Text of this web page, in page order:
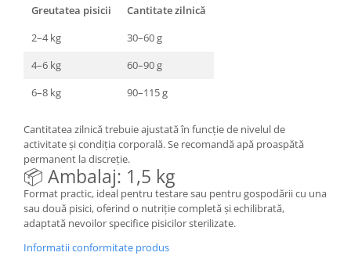
Greutatea pisicii
Cantitate zilnică
2–4 kg
30–60 g
4–6 kg
60–90 g
6–8 kg
90–115 g
Cantitatea zilnică trebuie ajustată în funcție de nivelul de
activitate și condiția corporală. Se recomandă apă proaspătă
permanent la discreție.
📦 Ambalaj: 1,5 kg
Format practic, ideal pentru testare sau pentru gospodării cu una
sau două pisici, oferind o nutriție completă și echilibrată,
adaptată nevoilor specifice pisicilor sterilizate.
Informatii conformitate produs